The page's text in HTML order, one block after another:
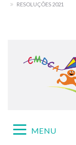
RESOLUÇÕES 2021
Expandir/recolher
MENU